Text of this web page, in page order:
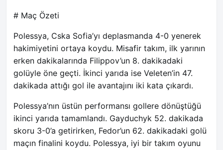
# Maç Özeti
Polessya, Cska Sofia’yı deplasmanda 4-0 yenerek
hakimiyetini ortaya koydu. Misafir takım, ilk yarının
erken dakikalarında Filippov’un 8. dakikadaki
golüyle öne geçti. İkinci yarıda ise Veleten’in 47.
dakikada attığı gol ile avantajını iki kata çıkardı.
Polessya’nın üstün performansı gollere dönüştüğü
ikinci yarıda tamamlandı. Gayduchyk 52. dakikada
skoru 3-0’a getirirken, Fedor’un 62. dakikadaki golü
maçın finalini koydu. Polessya, iyi bir takım oyunu